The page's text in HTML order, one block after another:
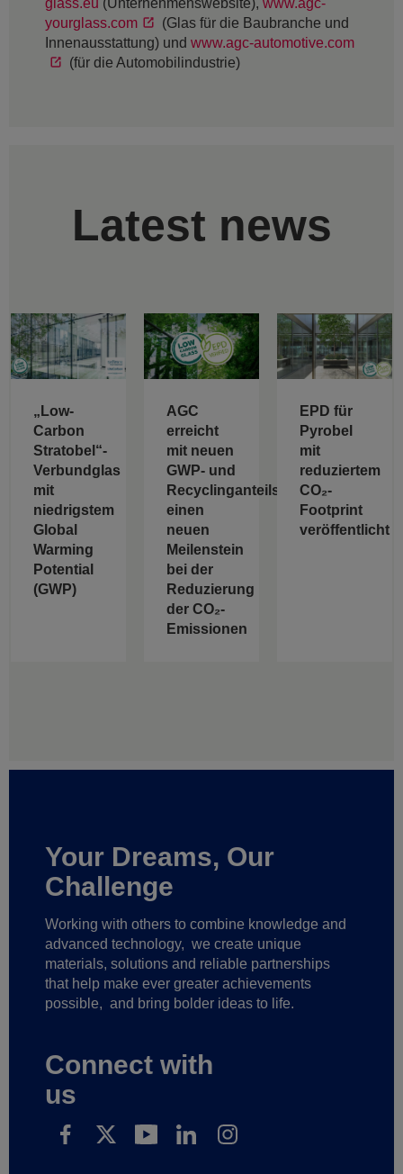
glass.eu (Unternehmenswebsite), www.agc-
yourglass.com
(Glas für die Baubranche und
Innenausstattung) und www.agc-automotive.com
(für die Automobilindustrie)
Latest news
„Low-
Carbon
Stratobel“-
Verbundglas
mit
niedrigstem
Global
Warming
Potential
(GWP)
AGC
erreicht
mit neuen
GWP- und
Recyclinganteilswerten
einen
neuen
Meilenstein
bei der
Reduzierung
der CO₂-
Emissionen
EPD für
Pyrobel
mit
reduziertem
CO₂-
Footprint
veröffentlicht
Your Dreams, Our
Challenge
Working with others to combine knowledge and
advanced technology, we create unique
materials, solutions and reliable partnerships
that help make ever greater achievements
possible, and bring bolder ideas to life.
Connect with
us